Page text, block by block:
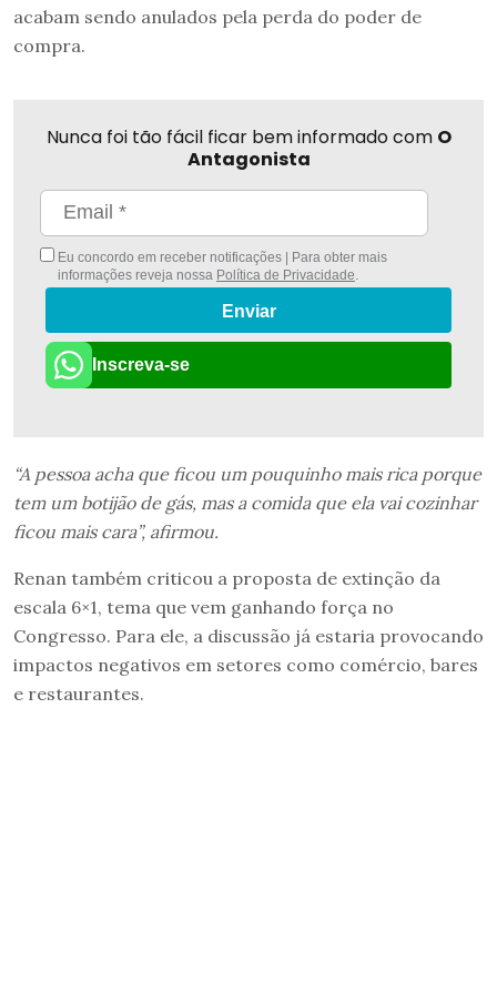
acabam sendo anulados pela perda do poder de
compra.
Nunca foi tão fácil ficar bem informado com O
Antagonista
Eu concordo em receber notificações | Para obter mais
informações reveja nossa Política de Privacidade.
Enviar
Inscreva-se
“A pessoa acha que ficou um pouquinho mais rica porque
tem um botijão de gás, mas a comida que ela vai cozinhar
ficou mais cara”, afirmou.
Renan também criticou a proposta de extinção da
escala 6×1, tema que vem ganhando força no
Congresso. Para ele, a discussão já estaria provocando
impactos negativos em setores como comércio, bares
e restaurantes.